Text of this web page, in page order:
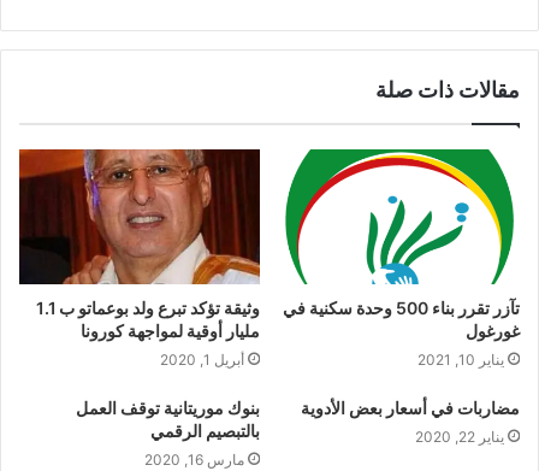
مقالات ذات صلة
تآزر تقرر بناء 500 وحدة سكنية في
غورغول
يناير 10, 2021
وثيقة تؤكد تبرع ولد بوعماتو ب 1.1
مليار أوقية لمواجهة كورونا
أبريل 1, 2020
مضاربات في أسعار بعض الأدوية
يناير 22, 2020
بنوك موريتانية توقف العمل
بالتبصيم الرقمي
مارس 16, 2020